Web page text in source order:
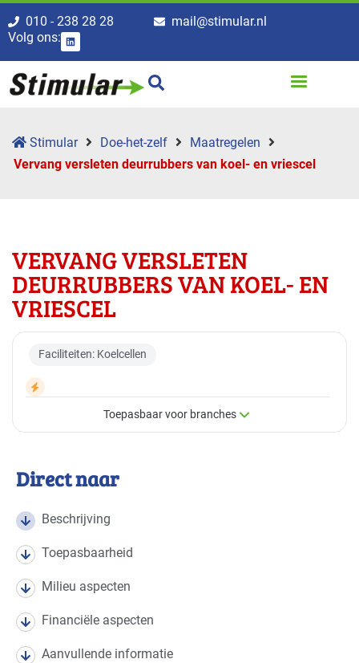
010 - 238 28 28
mail@stimular.nl
Volg ons:
Stimular Doe-het-zelf
Maatregelen
Vervang versleten deurrubbers van koel- en vriescel
VERVANG VERSLETEN
DEURRUBBERS VAN KOEL- EN
VRIESCEL
Faciliteiten: Koelcellen
Toepasbaar voor branches
Toepasbaar voor branches
branches
Detailhandel - overig
Detailhandel - supermarkten
Direct naar
Beschrijving
Toepasbaarheid
Milieu aspecten
Financiële aspecten
Aanvullende informatie